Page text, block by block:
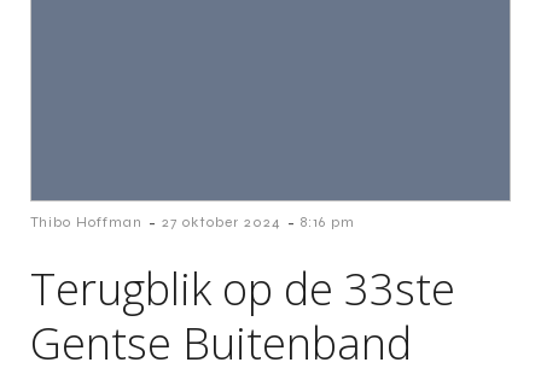
Thibo Hoffman - 27 oktober 2024 - 8:16 pm
Terugblik op de 33ste
Gentse Buitenband